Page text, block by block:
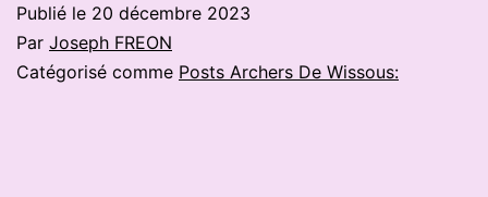
Publié le 20 décembre 2023
Par Joseph FREON
Catégorisé comme Posts Archers De Wissous: